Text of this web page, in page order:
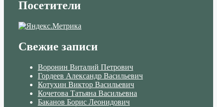
Посетители
Свежие записи
Воронин Виталий Петрович
Гордеев Александр Васильевич
Котухин Виктор Васильевич
Кочетова Татьяна Васильевна
Баканов Борис Леонидович